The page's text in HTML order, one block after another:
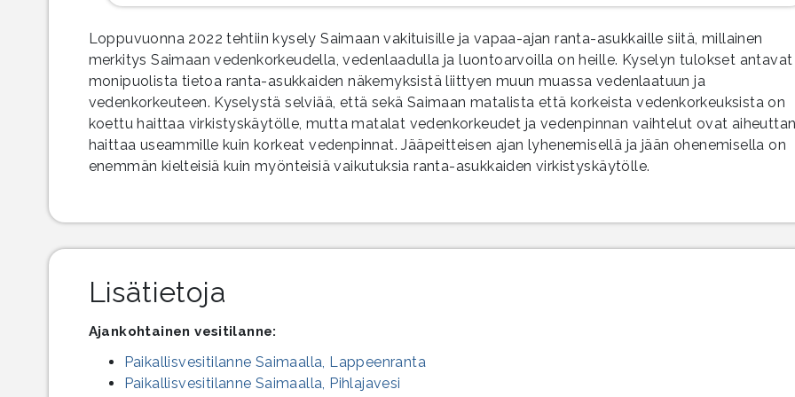
Loppuvuonna 2022 tehtiin kysely Saimaan vakituisille ja vapaa-ajan ranta-asukkaille siitä, millainen
merkitys Saimaan vedenkorkeudella, vedenlaadulla ja luontoarvoilla on heille. Kyselyn tulokset antavat
monipuolista tietoa ranta-asukkaiden näkemyksistä liittyen muun muassa vedenlaatuun ja
vedenkorkeuteen. Kyselystä selviää, että sekä Saimaan matalista että korkeista vedenkorkeuksista on
koettu haittaa virkistyskäytölle, mutta matalat vedenkorkeudet ja vedenpinnan vaihtelut ovat
haittaa useammille kuin korkeat vedenpinnat. Jääpeitteisen ajan lyhenemisellä ja jään ohenemisella on
enemmän kielteisiä kuin myönteisiä vaikutuksia ranta-asukkaiden virkistyskäytölle.
Lisätietoja
Ajankohtainen vesitilanne:
Paikallisvesitilanne Saimaalla, Lappeenranta
Paikallisvesitilanne Saimaalla, Pihlajavesi